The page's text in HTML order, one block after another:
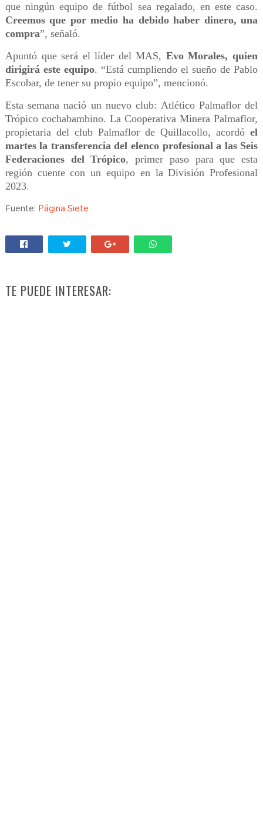
que ningún equipo de fútbol sea regalado, en este caso.
Creemos que por medio ha debido haber dinero, una
compra”, señaló.
Apuntó que será el líder del MAS, Evo Morales, quien
dirigirá este equipo. “Está cumpliendo el sueño de Pablo
Escobar, de tener su propio equipo”, mencionó.
Esta semana nació un nuevo club: Atlético Palmaflor del
Trópico cochabambino. La Cooperativa Minera Palmaflor,
propietaria del club Palmaflor de Quillacollo, acordóel
martes la transferencia del elenco profesional a las Seis
Federaciones del Trópico, primer paso para que esta
región cuente con un equipo en la División Profesional
2023.
Fuente: Página Siete
TE PUEDE INTERESAR: